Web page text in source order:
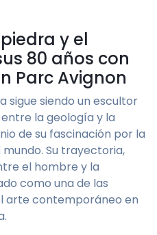
y el
80 años con
Parc Avignon
sigue siendo un escultor
la geología y la
de su fascinación por la
Su trayectoria,
el hombre y la
como una de las
arte contemporáneo en